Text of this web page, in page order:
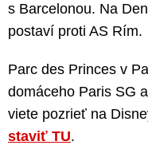
s Barcelonou. Na
postaví proti AS Rím.
Parc des Princes v
domáceho Paris SG
viete pozrieť na
staviť TU.